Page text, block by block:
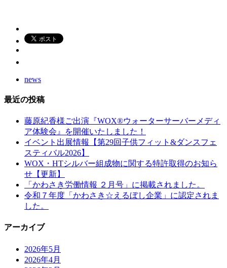
news
最近の投稿
藤原紀香様ご出演『WOX®ウォーターサーバーメディ
ア体験会』を開催いたしました！
イベント出展情報【第29回子供フィット&ダンスフェ
スティバル2026】
WOX・HTシルバー組成物に関する特許取得のお知ら
せ【更新】
「かわさき労働情報 ２月号」に掲載されました。
令和７年度「かわさき☆えるぼし企業」に認定されま
した。
アーカイブ
2026年5月
2026年4月